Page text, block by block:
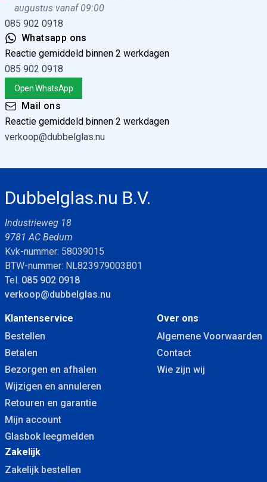
augustus vanaf 09:00
085 902 0918
Whatsapp ons
Reactie gemiddeld binnen 2 werkdagen
085 902 0918
Open WhatsApp
Mail ons
Reactie gemiddeld binnen 2 werkdagen
verkoop@dubbelglas.nu
Dubbelglas.nu B.V.
Industrieweg 18
9781 AC Bedum
Kvk-nummer: 58039015
BTW-nummer: NL823979003B01
Tel. 085 902 0918
verkoop@dubbelglas.nu
Klantenservice
Bestellen
Betalen
Bezorgen en afhalen
Wijzigen en annuleren
Retouren en garantie
Mijn account
Glasbok leegmelden
Over ons
Algemene Voorwaarden
Contact
Wie zijn wij
Zakelijk
Zakelijk bestellen